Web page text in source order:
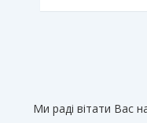
Ми раді вітати Вас